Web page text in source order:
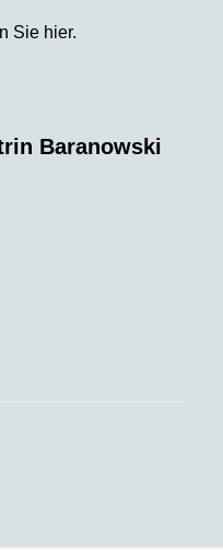
Sie hier.
Baranowski